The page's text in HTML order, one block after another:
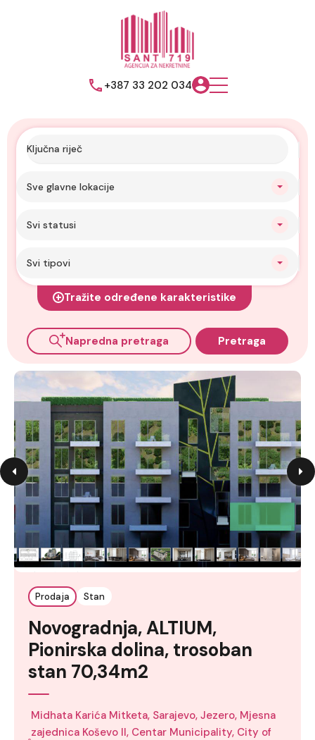
+387 33 202 034
Sve glavne lokacije
Svi statusi
Svi tipovi
Tražite određene karakteristike
Napredna pretraga Pretraga
Prodaja Stan
Novogradnja, ALTIUM,
Pionirska dolina, trosoban
stan 70,34m2
Midhata Karića Mitketa, Sarajevo, Jezero, Mjesna
zajednica Koševo II, Centar Municipality, City of